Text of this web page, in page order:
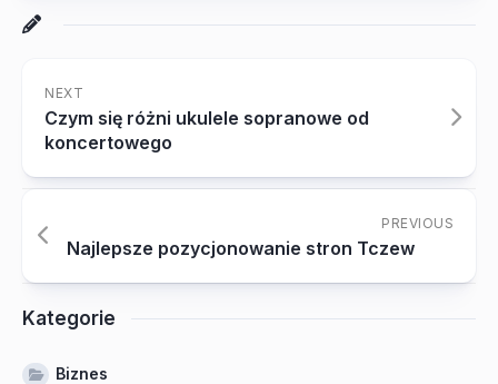
NEXT
Czym się różni ukulele sopranowe od
koncertowego
PREVIOUS
Najlepsze pozycjonowanie stron Tczew
Kategorie
Biznes